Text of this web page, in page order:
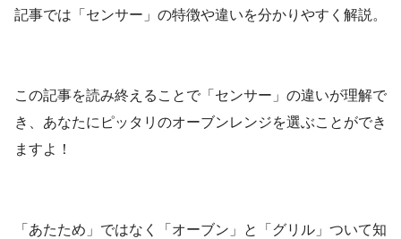
記事では「センサー」の特徴や違いを分かりやすく解説。
この記事を読み終えることで「センサー」の違いが理解で
き、あなたにピッタリのオーブンレンジを選ぶことができ
ますよ！
「あたため」ではなく「オーブン」と「グリル」ついて知